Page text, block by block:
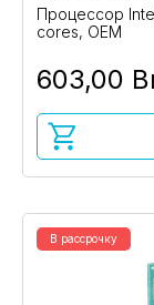
Процессор
cores, OEM
603,00
В рассрочку